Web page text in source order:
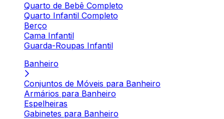
Quarto de Bebê Completo
Quarto Infantil Completo
Berço
Cama Infantil
Guarda-Roupas Infantil
Banheiro
Conjuntos de Móveis para Banheiro
Armários para Banheiro
Espelheiras
Gabinetes para Banheiro